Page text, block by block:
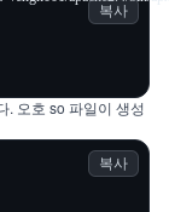
복사
. 오호 so 파일이 생성
복사